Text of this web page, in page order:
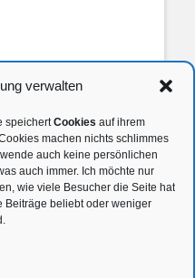
verwalten
speichertCookies auf ihrem
machen nichts schlimmes
auch keine persönlichen
auch immer. Ich möchte nur
wie viele Besucher die Seite hat
Beiträge beliebt oder weniger
Fellwechsel
Platz Platzbedarf Rosse
Tierschutz
Verstöße Wanderungen